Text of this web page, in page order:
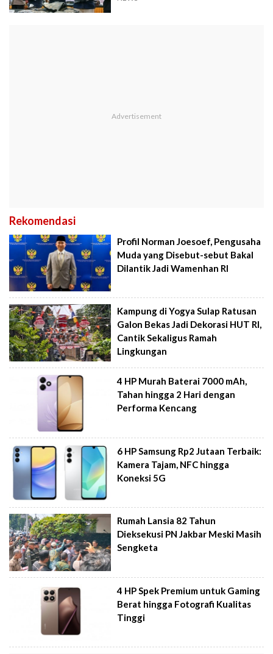
Rekomendasi
Profil Norman Joesoef, Pengusaha
Muda yang Disebut-sebut Bakal
Dilantik Jadi Wamenhan RI
Kampung di Yogya Sulap Ratusan
Galon Bekas Jadi Dekorasi HUT RI,
Cantik Sekaligus Ramah
Lingkungan
4 HP Murah Baterai 7000 mAh,
Tahan hingga 2 Hari dengan
Performa Kencang
6 HP Samsung Rp2 Jutaan Terbaik:
Kamera Tajam, NFC hingga
Koneksi 5G
Rumah Lansia 82 Tahun
Dieksekusi PN Jakbar Meski Masih
Sengketa
4 HP Spek Premium untuk Gaming
Berat hingga Fotografi Kualitas
Tinggi